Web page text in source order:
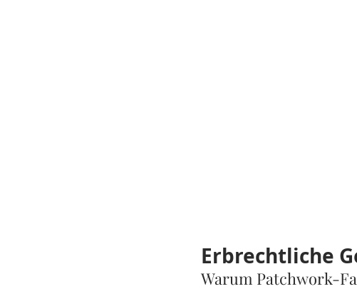
Erbrechtliche
Warum Patchwork-